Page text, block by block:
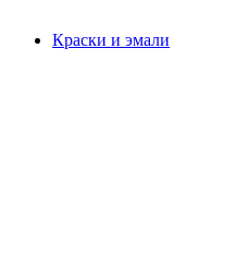
Краски и эмали